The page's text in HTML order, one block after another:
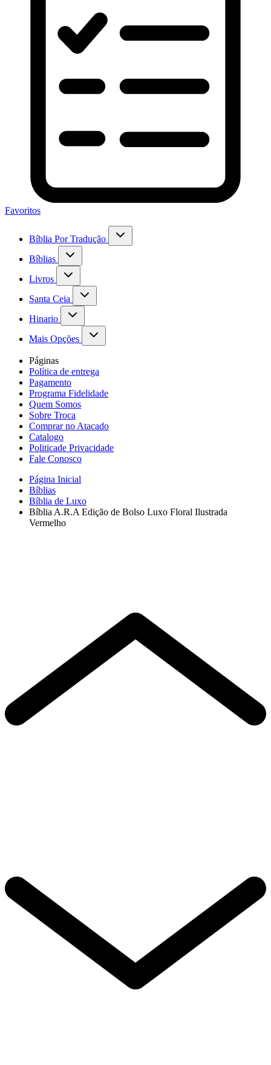
Favoritos
Bíblia Por Tradução
Bíblias
Livros
Santa Ceia
Hinario
Mais Opções
Páginas
Política de entrega
Pagamento
Programa Fidelidade
Quem Somos
Sobre Troca
Comprar no Atacado
Catalogo
Politicade Privacidade
Fale Conosco
Página Inicial
Bíblias
Bíblia de Luxo
Bíblia A.R.A Edição de Bolso Luxo Floral Ilustrada
Vermelho